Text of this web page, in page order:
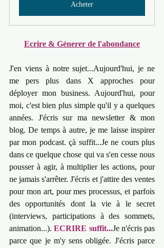
Acheter
Ecrire & Génerer de l'abondance
J'en viens à notre sujet...Aujourd'hui, je ne
me pers plus dans X approches pour
déployer mon business. Aujourd'hui, pour
moi, c'est bien plus simple qu'il y a quelques
années. J'écris sur ma newsletter & mon
blog. De temps à autre, je me laisse inspirer
par mon podcast. çà suffit...Je ne cours plus
dans ce quelque chose qui va s'en cesse nous
pousser à agir, à multiplier les actions, pour
ne jamais s'arrêter. J'écris et j'attire des ventes
pour mon art, pour mes processus, et parfois
des opportunités dont la vie à le secret
(interviews, participations à des sommets,
animation...). ECRIRE suffit...Je n'écris pas
parce que je m'y sens obligée. J'écris parce